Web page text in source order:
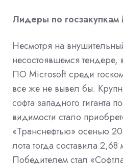
Лидеры по госзакупкам
Несмотря на
несостоявшемся тендере,
ПО Microsoft среди
все же не вывел бы.
софта западного гиганта
видимости стало
«Транснефтью» осенью
лота тогда составила 2,68
Победителем стал